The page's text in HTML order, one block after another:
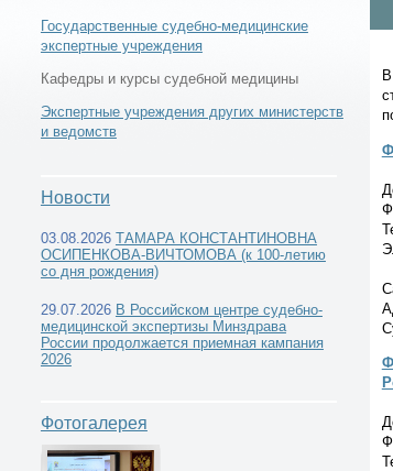
Учреждения высшего профессионального
образования - кафедры и курсы судебной медицины -
Государственные судебно-медицинские
экспертные учреждения
Кафедры и курсы судебной медицины
Экспертные учреждения других министерств
и ведомств
Новости
03.08.2026 ТАМАРА КОНСТАНТИНОВНА
ОСИПЕНКОВА-ВИЧТОМОВА (к 100-летию
со дня рождения)
29.07.2026 В Российском центре судебно-
медицинской экспертизы Минздрава
России продолжается приемная кампания
2026
Фотогалерея